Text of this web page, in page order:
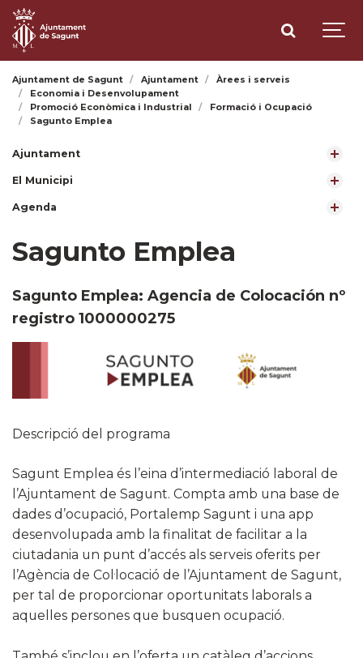
Ajuntament de Sagunt Ajuntament
Àrees i serveis
Economia i Desenvolupament
Promoció Econòmica i Industrial
Formació i Ocupació
Sagunto Emplea
Ajuntament
El Municipi
Agenda
Sagunto Emplea
Sagunto Emplea: Agencia de Colocación nº
registro 1000000275
Descripció del programa
Sagunt Emplea és l’eina d’intermediació laboral de
l’Ajuntament de Sagunt. Compta amb una base de
dades d’ocupació, Portalemp Sagunt i una app
desenvolupada amb la finalitat de facilitar a la
ciutadania un punt d’accés als serveis oferits per
l’Agència de Col·locació de l’Ajuntament de Sagunt,
per tal de proporcionar oportunitats laborals a
aquelles persones que busquen ocupació.